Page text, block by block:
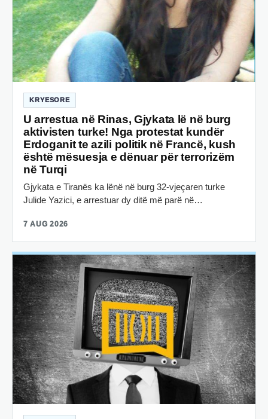
KRYESORE
U arrestua në Rinas, Gjykata lë në burg
aktivisten turke! Nga protestat kundër
Erdoganit te azili politik në Francë, kush
është mësuesja e dënuar për terrorizëm
në Turqi
Gjykata e Tiranës ka lënë në burg 32-vjeçaren turke
Julide Yazici, e arrestuar dy ditë më parë në…
7 AUG 2026